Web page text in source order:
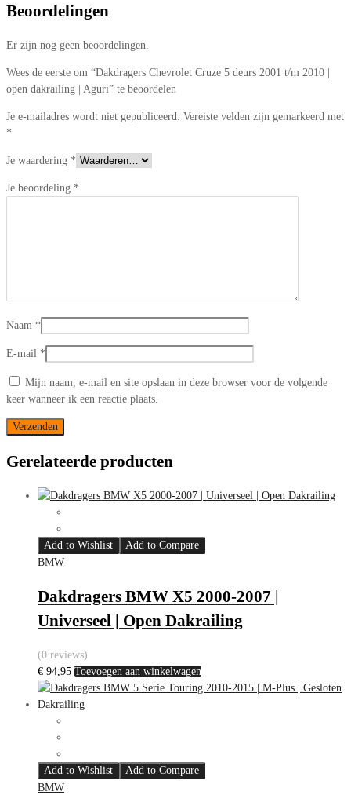
Beoordelingen
Er zijn nog geen beoordelingen.
Wees de eerste om “Dakdragers Chevrolet Cruze 5 deurs 2001 t/m 2010 |
open dakrailing | Aguri” te beoordelen
Je e-mailadres wordt niet gepubliceerd. Vereiste velden zijn gemarkeerd met
*
Je waardering *
Je beoordeling *
Naam *
E-mail *
Mijn naam, e-mail en site opslaan in deze browser voor de volgende
keer wanneer ik een reactie plaats.
Gerelateerde producten
Add to Wishlist
Add to Compare
BMW
Dakdragers BMW X5 2000-2007 |
Universeel | Open Dakrailing
(0 reviews)
€ 94,95 Toevoegen aan winkelwagen
Add to Wishlist
Add to Compare
BMW